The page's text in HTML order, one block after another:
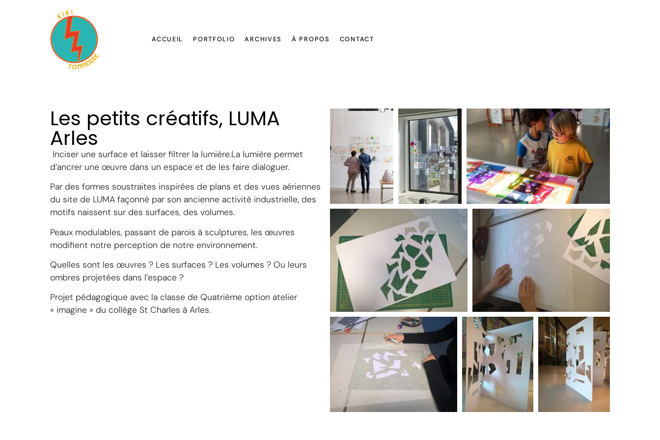
ACCUEIL PORTFOLIO ARCHIVES À PROPOS CONTACT
Les petits créatifs, LUMA
Arles
Inciser une surface et laisser filtrer la lumière.La lumière permet
d’ancrer une œuvre dans un espace et de les faire dialoguer.
Par des formes soustraites inspirées de plans et des vues aériennes
du site de LUMA façonné par son ancienne activité industrielle, des
motifs naissent sur des surfaces, des volumes.
Peaux modulables, passant de parois à sculptures, les œuvres
modifient notre perception de notre environnement.
Quelles sont les œuvres ? Les surfaces ? Les volumes ? Ou leurs
ombres projetées dans l’espace ?
Projet pédagogique avec la classe de Quatrième option atelier
« imagine » du collège St Charles à Arles.